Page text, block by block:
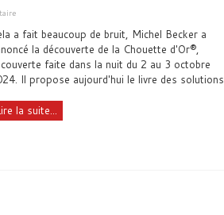
a fait beaucoup de bruit, Michel Becker a
la découverte de la Chouette d'Or®,
faite dans la nuit du 2 au 3 octobre
Il propose aujourd'hui le livre des solutions
la suite...